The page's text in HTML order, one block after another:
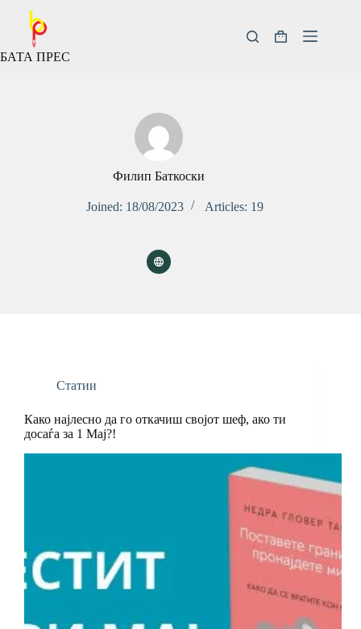
содржината
БАТА ПРЕС
Кошничка
Филип Баткоски
Joined: 18/08/2023 Articles: 19
Статии
Како најлесно да го откачиш својот шеф, ако ти
досаѓа за 1 Мај?!